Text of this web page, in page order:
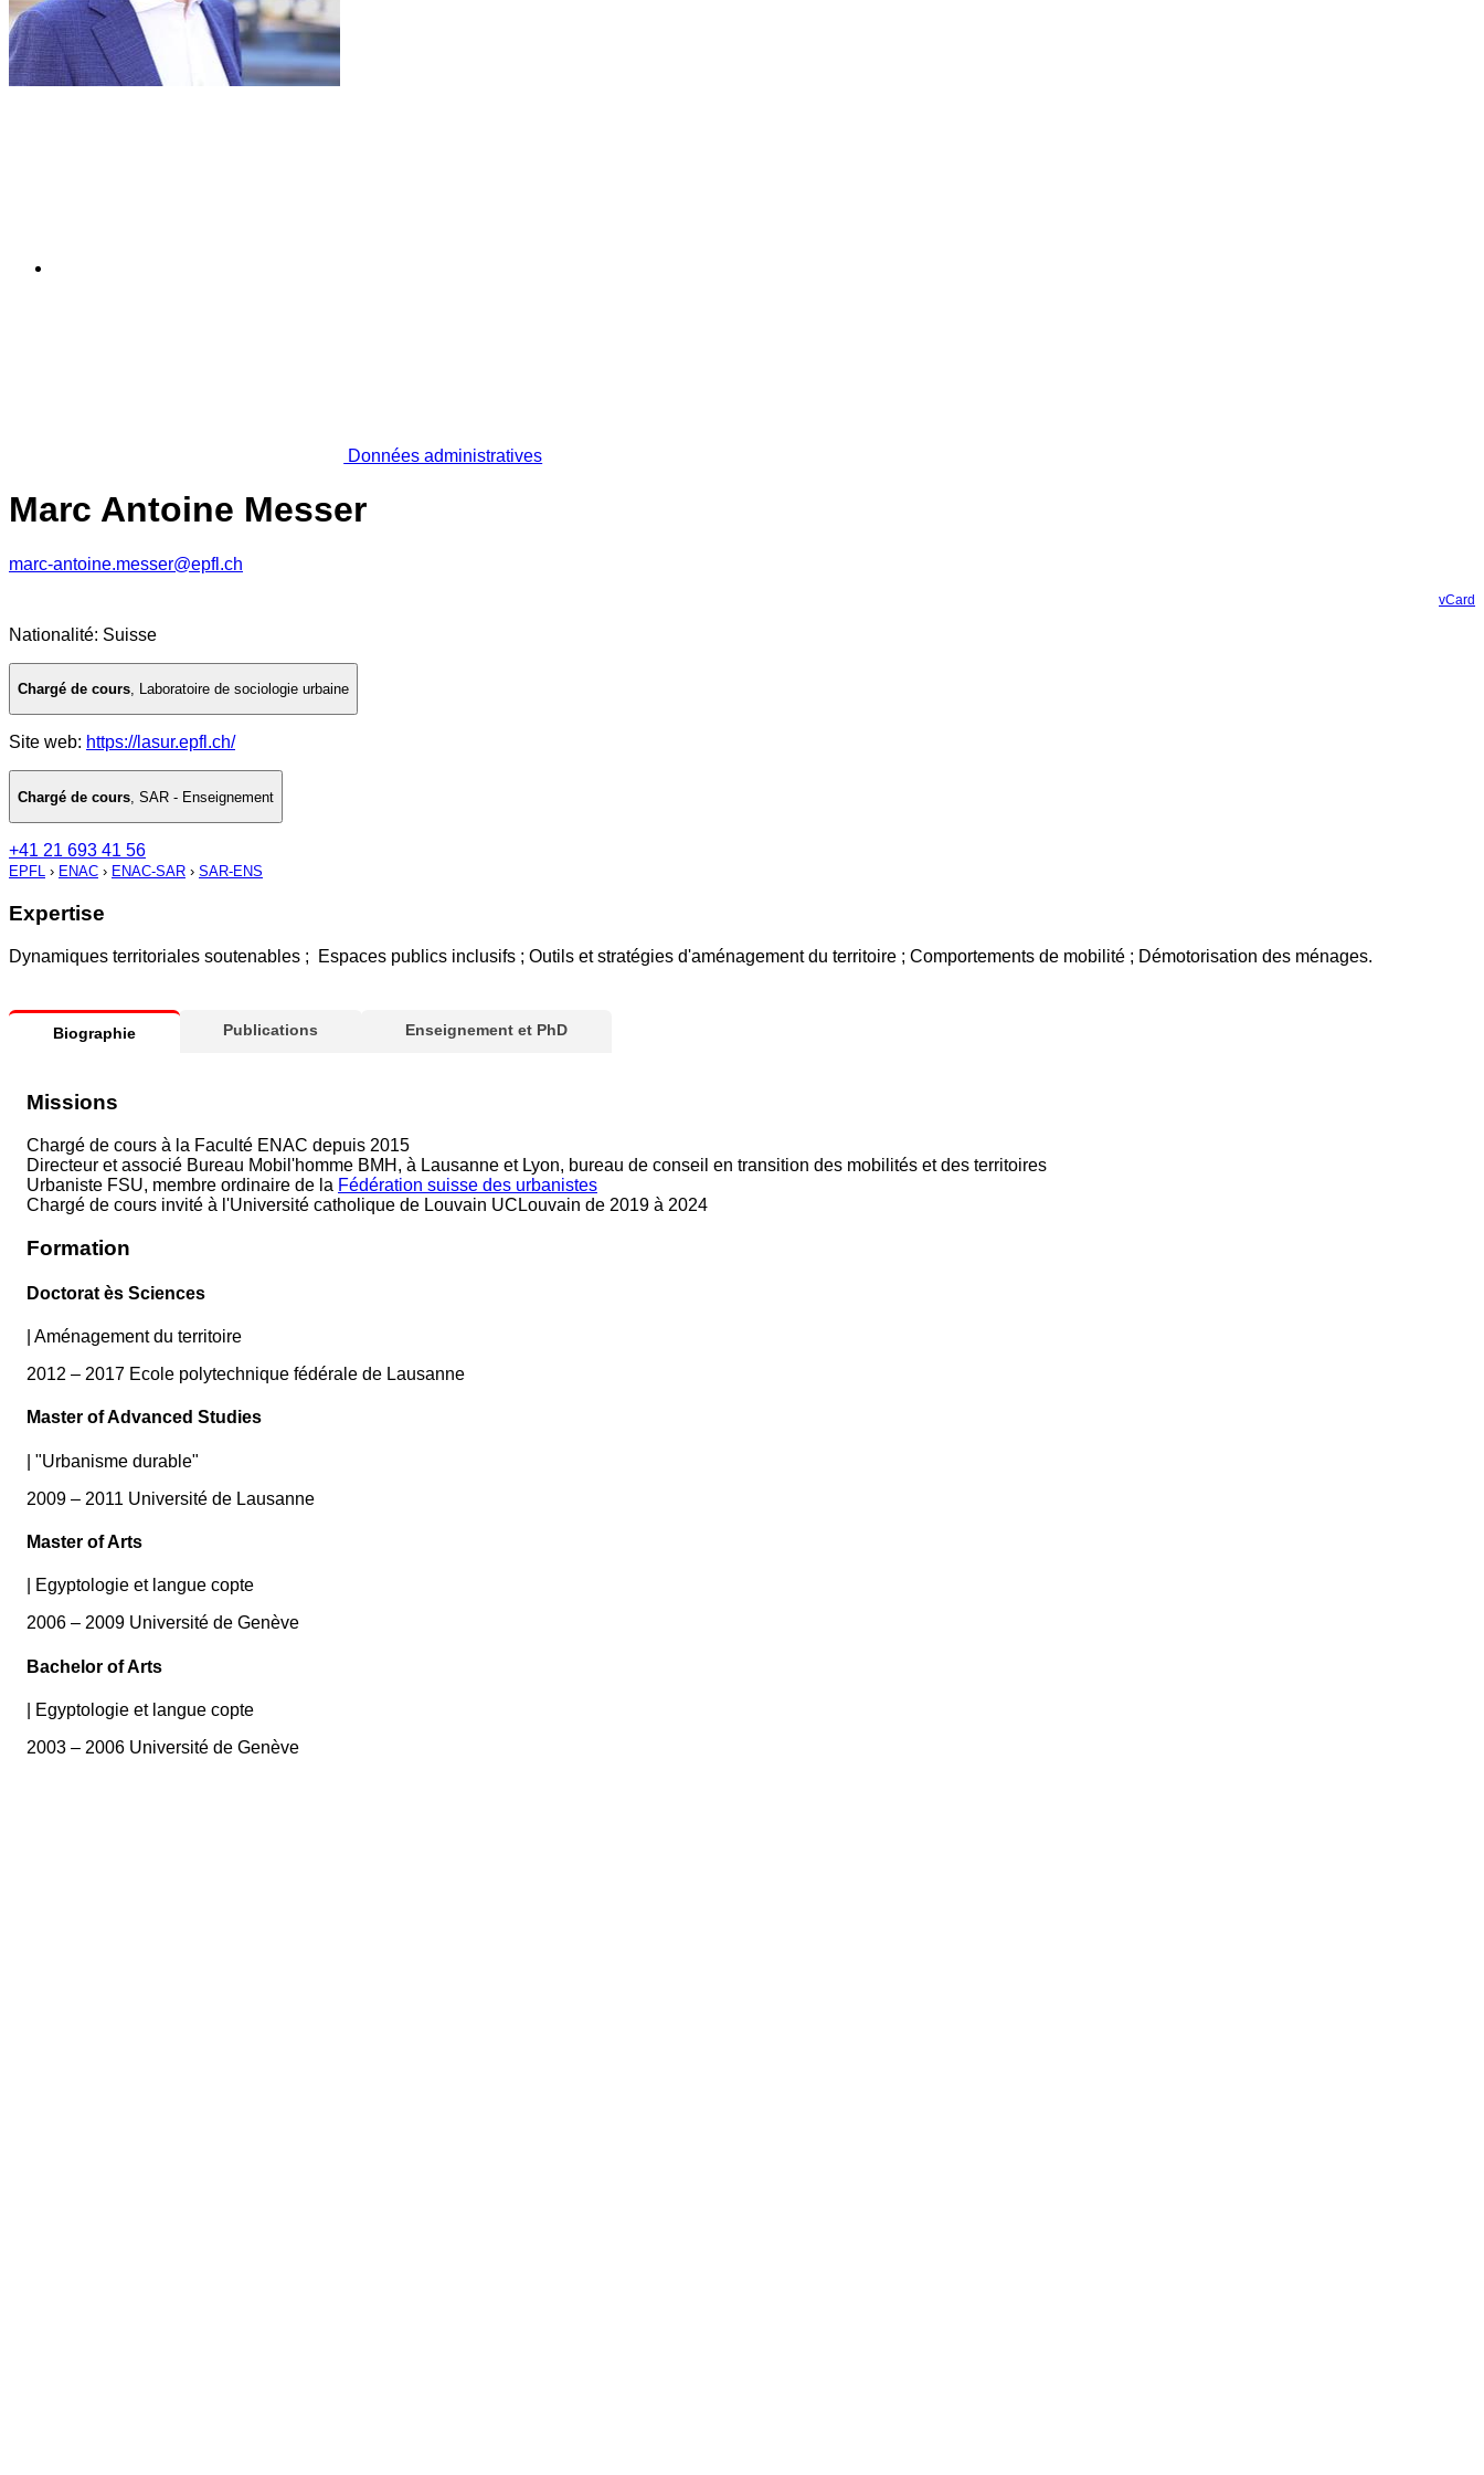
Données administratives
Marc Antoine Messer
marc-antoine.messer@epfl.ch
vCard
Nationalité: Suisse
Chargé de cours, Laboratoire de sociologie urbaine
Site web: https://lasur.epfl.ch/
Chargé de cours SAR - Enseignement
+41 21 693 41 56
EPFL › ENAC › ENAC-SAR › SAR-ENS
Expertise
Dynamiques territoriales soutenables ; Espaces publics inclusifs ; Outils et stratégies d'aménagement du territoire ; Comportements de mobilité ; Démotorisation des ménages.
Biographie Publications Enseignement et PhD
Missions
Chargé de cours à la Faculté ENAC depuis 2015
Directeur et associé Bureau Mobil'homme BMH, à Lausanne et Lyon, bureau de conseil en transition des mobilités et des territoires
Urbaniste FSU, membre ordinaire de la Fédération suisse des urbanistes
Chargé de cours invité à l'Université catholique de Louvain UCLouvain de 2019 à 2024
Formation
Doctorat ès Sciences
Aménagement du territoire
2012 – 2017 Ecole polytechnique fédérale de Lausanne
Master of Advanced Studies
"Urbanisme durable"
2009 – 2011 Université de Lausanne
Master of Arts
Egyptologie et langue copte
2006 – 2009 Université de Genève
Bachelor of Arts
Egyptologie et langue copte
2003 – 2006 Université de Genève